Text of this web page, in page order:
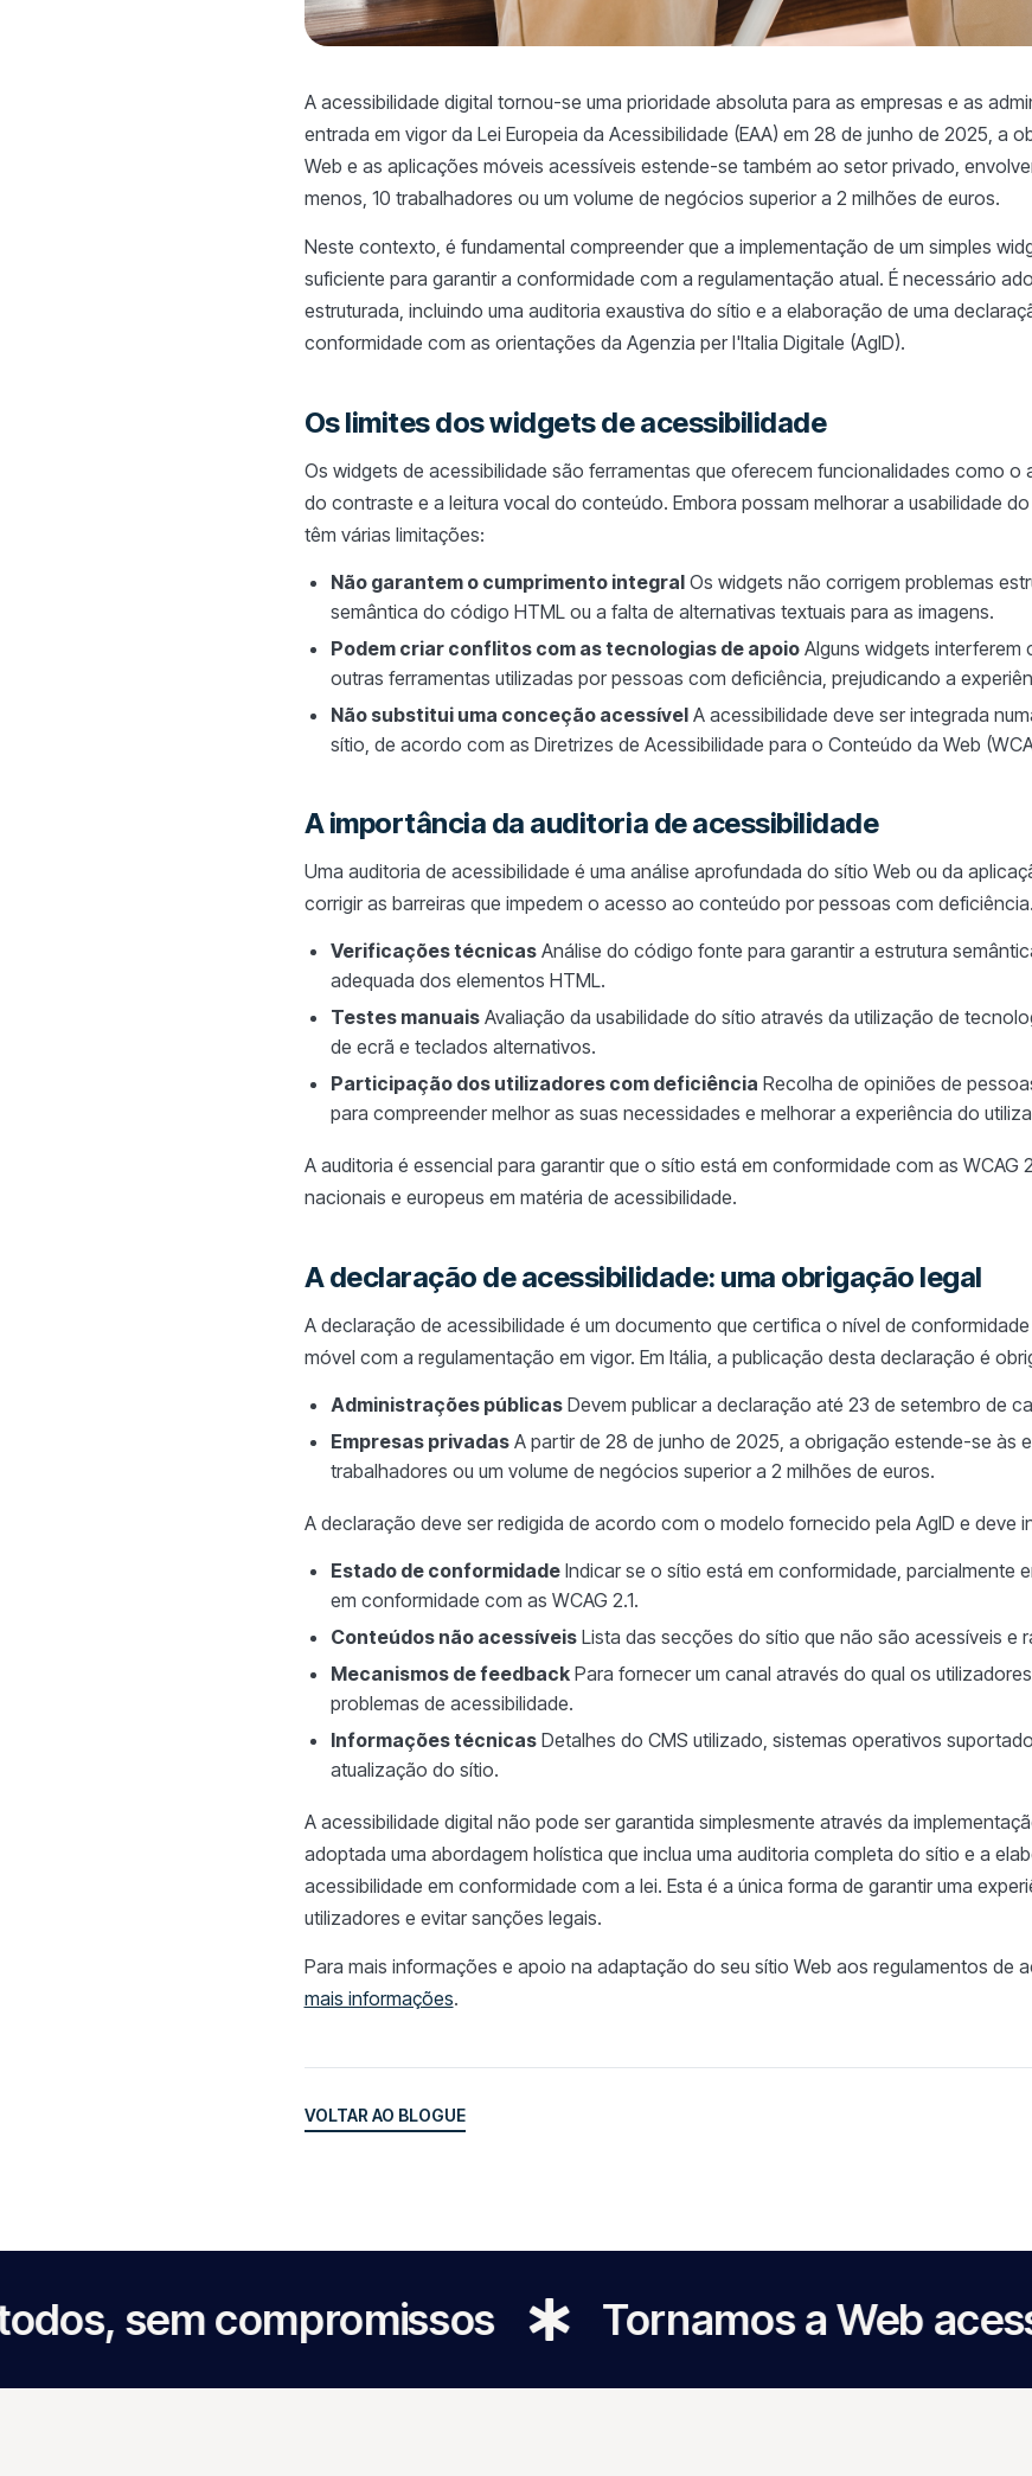
A acessibilidade digital tornou-se uma prioridade absoluta para as empresas e as
entrada em vigor da Lei Europeia da Acessibilidade (EAA) em 28 de junho de 2025, a
Web e as aplicações móveis acessíveis estende-se também ao setor privado,
menos, 10 trabalhadores ou um volume de negócios superior a 2 milhões de euros.
Neste contexto, é fundamental compreender que a implementação de um simples
suficiente para garantir a conformidade com a regulamentação atual. É necessário
estruturada, incluindo uma auditoria exaustiva do sítio e a elaboração de uma
conformidade com as orientações da Agenzia per l'Italia Digitale (AgID).
Os limites dos widgets de acessibilidade
Os widgets de acessibilidade são ferramentas que oferecem funcionalidades como o
do contraste e a leitura vocal do conteúdo. Embora possam melhorar a usabilidade
têm várias limitações:
Não garantem o cumprimento integralOs widgets não corrigem problemas
semântica do código HTML ou a falta de alternativas textuais para as imagens.
Podem criar conflitos com as tecnologias de apoioAlguns widgets interferem
outras ferramentas utilizadas por pessoas com deficiência, prejudicando a
Não substitui uma conceção acessívelA acessibilidade deve ser integrada
sítio, de acordo com as Diretrizes de Acessibilidade para o Conteúdo da Web
A importância da auditoria de acessibilidade
Uma auditoria de acessibilidade é uma análise aprofundada do sítio Web ou da
corrigir as barreiras que impedem o acesso ao conteúdo por pessoas com
Verificações técnicasAnálise do código fonte para garantir a estrutura
adequada dos elementos HTML.
Testes manuaisAvaliação da usabilidade do sítio através da utilização de
de ecrã e teclados alternativos.
Participação dos utilizadores com deficiência Recolha de opiniões de
para compreender melhor as suas necessidades e melhorar a experiência do
A auditoria é essencial para garantir que o sítio está em conformidade com as WCAG
nacionais e europeus em matéria de acessibilidade.
A declaração de acessibilidade: uma obrigação legal
A declaração de acessibilidade é um documento que certifica o nível de
móvel com a regulamentação em vigor. Em Itália, a publicação desta declaração é
Administrações públicasDevem publicar a declaração até 23 de setembro de
Empresas privadasA partir de 28 de junho de 2025, a obrigação estende-se às
trabalhadores ou um volume de negócios superior a 2 milhões de euros.
A declaração deve ser redigida de acordo com o modelo fornecido pela AgID e deve
Estado de conformidadeIndicar se o sítio está em conformidade, parcialmente
em conformidade com as WCAG 2.1.
Conteúdos não acessíveisLista das secções do sítio que não são acessíveis e
Mecanismos de feedbackPara fornecer um canal através do qual os
problemas de acessibilidade.
Informações técnicasDetalhes do CMS utilizado, sistemas operativos
atualização do sítio.
A acessibilidade digital não pode ser garantida simplesmente através da
adoptada uma abordagem holística que inclua uma auditoria completa do sítio e a
acessibilidade em conformidade com a lei. Esta é a única forma de garantir uma
utilizadores e evitar sanções legais.
Para mais informações e apoio na adaptação do seu sítio Web aos regulamentos de
mais informações.
VOLTAR AO BLOGUE
VOLTAR AO BLOGUE
compromissos Tornamos a Web acessível a